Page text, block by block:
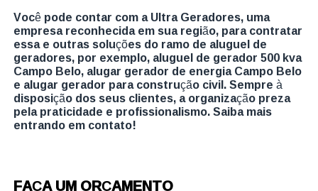
Você pode contar com a Ultra Geradores, uma
empresa reconhecida em sua região, para contratar
essa e outras soluções do ramo de aluguel de
geradores, por exemplo, aluguel de gerador 500 kva
Campo Belo, alugar gerador de energia Campo Belo
e alugar gerador para construção civil. Sempre à
disposição dos seus clientes, a organização preza
pela praticidade e profissionalismo. Saiba mais
entrando em contato!
FAÇA UM ORÇAMENTO